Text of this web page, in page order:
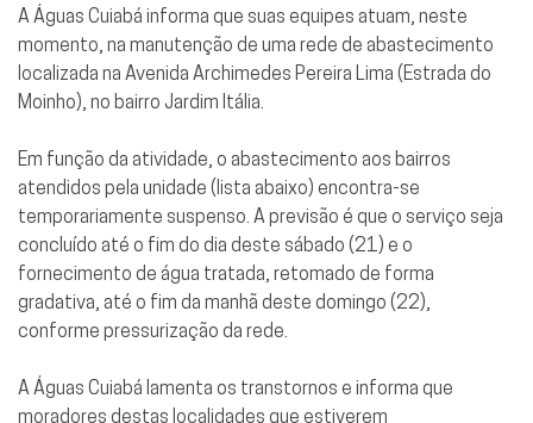
A Águas Cuiabá informa que suas equipes atuam, neste
momento, na manutenção de uma rede de abastecimento
localizada na Avenida Archimedes Pereira Lima (Estrada do
Moinho), no bairro Jardim Itália.
Em função da atividade, o abastecimento aos bairros
atendidos pela unidade (lista abaixo) encontra-se
temporariamente suspenso. A previsão é que o serviço seja
concluído até o fim do dia deste sábado (21) e o
fornecimento de água tratada, retomado de forma
gradativa, até o fim da manhã deste domingo (22),
conforme pressurização da rede.
A Águas Cuiabá lamenta os transtornos e informa que
moradores destas localidades que estiverem